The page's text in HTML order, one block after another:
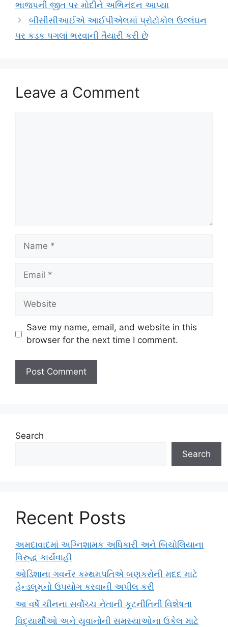
ભાજપની જીત પર મોદીને અભિનંદન આપ્યા
બીસીસીઆઈએ આઈપીએલમાં પ્રોટોકોલ ઉલ્લંઘન
પર કડક પગલાં ભરવાની તૈયારી કરી છે
Leave a Comment
Name
Email
Website
Save my name, email, and website in this
browser for the next time I comment.
Search
Search
Recent Posts
અમદાવાદમાં અગ્નિશામક અધિકારી અને બિચોલિયાના
વિરુદ્ધ કાર્યવાહી
ઓડિશાના ગવર્નર કમ્થમપતિએ બણકરોની મદદ માટે
હેન્ડલૂમનો ઉપયોગ કરવાની અપીલ કરી
આ વર્ષે ચીનના સર્વોચ્ચ નેતાની કૂટનીતિની વિશેષતા
વિદ્યાર્થીઓ અને યુવાનોની સમસ્યાઓના ઉકેલ માટે